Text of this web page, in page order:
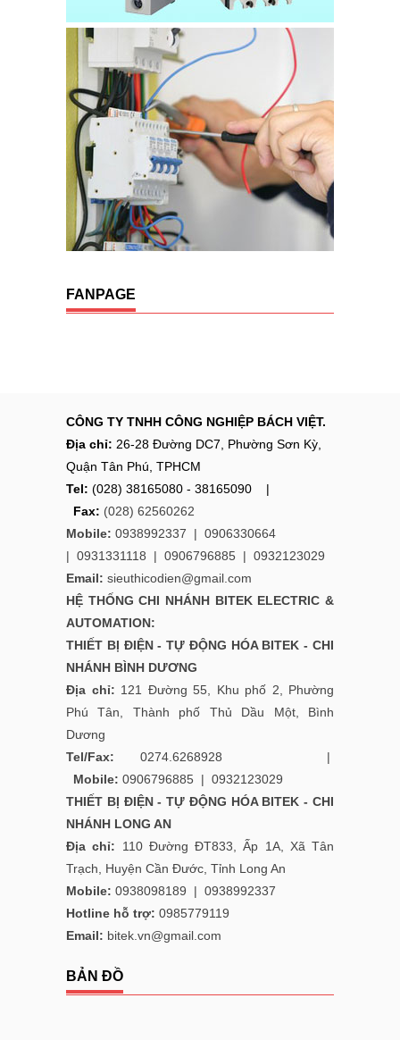
FANPAGE
CÔNG TY TNHH CÔNG NGHIỆP BÁCH VIỆT.
Địa chỉ: 26-28 Đường DC7, Phường Sơn Kỳ,
Quận Tân Phú, TPHCM
Tel: (028) 38165080 - 38165090 |
Fax: (028) 62560262
Mobile: 0938992337 | 0906330664
| 0931331118 | 0906796885 | 0932123029
Email: sieuthicodien@gmail.com
HỆ THỐNG CHI NHÁNH BITEK ELECTRIC &
AUTOMATION:
THIẾT BỊ ĐIỆN - TỰ ĐỘNG HÓA BITEK - CHI
NHÁNH BÌNH DƯƠNG
Địa chỉ: 121 Đường 55, Khu phố 2, Phường
Phú Tân, Thành phố Thủ Dầu Một, Bình
Dương
Tel/Fax: 0274.6268928 |
Mobile: 0906796885 | 0932123029
THIẾT BỊ ĐIỆN - TỰ ĐỘNG HÓA BITEK - CHI
NHÁNH LONG AN
Địa chỉ:
110 Đường ĐT833, Ấp 1A, Xã Tân
Trạch, Huyện Cần Đước, Tỉnh Long An
Mobile: 0938098189 | 0938992337
Hotline hỗ trợ: 0985779119
Email: bitek.vn@gmail.com
BẢN ĐỒ